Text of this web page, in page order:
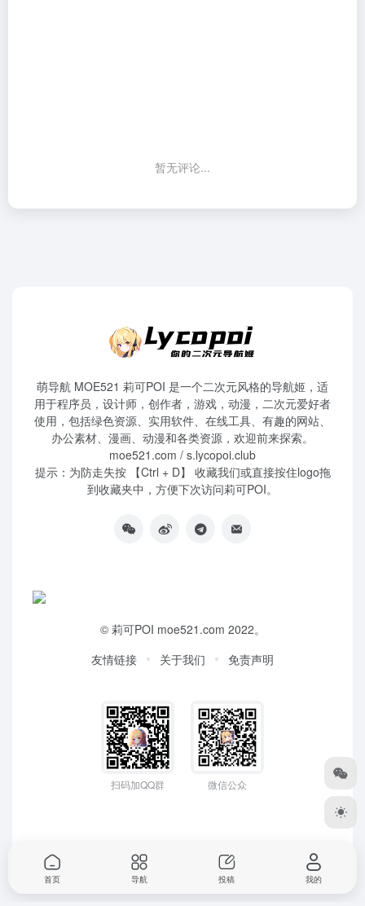
暂无评论...
萌导航 MOE521 莉可POI 是一个二次元风格的导航姬，适
用于程序员，设计师，创作者，游戏，动漫，二次元爱好者
使用，包括绿色资源、实用软件、在线工具、有趣的网站、
办公素材、漫画、动漫和各类资源，欢迎前来探索。
moe521.com / s.lycopoi.club
提示：为防走失按 【Ctrl + D】 收藏我们或直接按住logo拖
到收藏夹中，方便下次访问莉可POI。
© 莉可POI moe521.com 2022。
友情链接
关于我们 免责声明
扫码加QQ群 微信公众
首页 导航 投稿 我的